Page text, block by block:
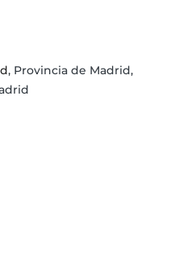
, Provincia de Madrid,